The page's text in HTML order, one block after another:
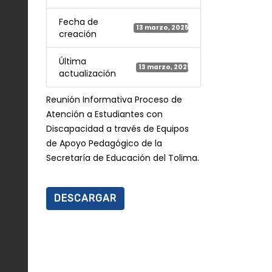
Fecha de
creación
13 marzo, 2025
Última
actualización
13 marzo, 2025
Reunión Informativa Proceso de
Atención a Estudiantes con
Discapacidad a través de Equipos
de Apoyo Pedagógico de la
Secretaría de Educación del Tolima.
DESCARGAR